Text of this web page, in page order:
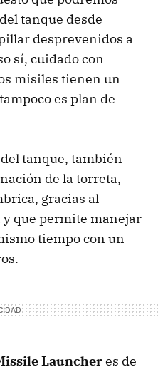
tanque desde
desprevenidos a
sí, cuidado con
misiles tienen un
es plan de
tanque, también
de la torreta,
gracias al
que permite manejar
tiempo con un
Launcheres de